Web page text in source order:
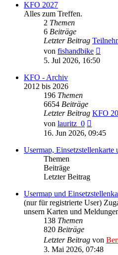
KFO 2027
Alles zum Treffen.
2 Themen
6 Beiträge
Letzter Beitrag
von fishandbike
5. Jul 2026, 16:50
KFO - Archiv
2012 bis 2026
196 Themen
6654 Beiträge
Letzter Beitrag KFO
von lauritz_0
Beitrag
16. Jun 2026, 09:45
Usermap, Einsetzstellenkarte
Themen
Beiträge
Letzter Beitrag
Usermap und
(nur für registrierte User)
unsern Karten und
138 Themen
820 Beiträge
Letzter Beitrag von
3. Mai 2026, 07:48